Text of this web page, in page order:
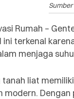
Rumah –
ini terkenal
menjaga
liat
modern.